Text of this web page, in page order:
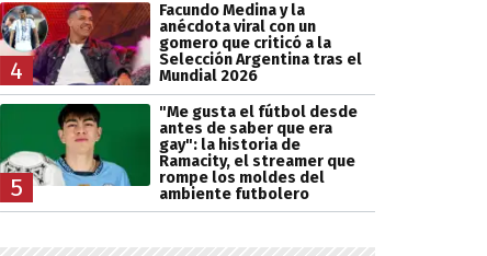
4
Facundo Medina y la
anécdota viral con un
gomero que criticó a la
Selección Argentina tras el
Mundial 2026
5
"Me gusta el fútbol desde
antes de saber que era
gay": la historia de
Ramacity, el streamer que
rompe los moldes del
ambiente futbolero